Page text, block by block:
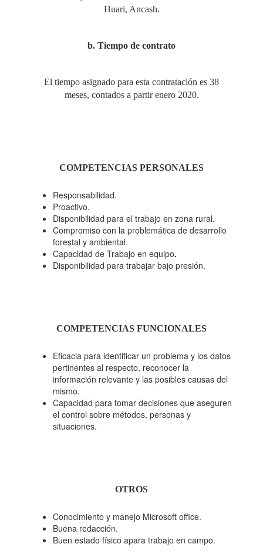
Huari, Ancash.
b. Tiempo de contrato
El tiempo asignado para esta contratación es 38
meses, contados a partir enero 2020.
COMPETENCIAS PERSONALES
Responsabilidad.
Proactivo.
Disponibilidad para el trabajo en zona rural.
Compromiso con la problemática de desarrollo
forestal y ambiental.
Capacidad de Trabajo en equipo.
Disponibilidad para trabajar bajo presión.
COMPETENCIAS FUNCIONALES
Eficacia para identificar un problema y los datos
pertinentes al respecto, reconocer la
información relevante y las posibles causas del
mismo.
Capacidad para tomar decisiones que aseguren
el control sobre métodos, personas y
situaciones.
OTROS
Conocimiento y manejo Microsoft office.
Buena redacción.
Buen estado físico apara trabajo en campo.